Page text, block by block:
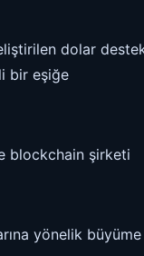
dolar
bir eşiğe
blockchain şirketi
yönelik büyüme